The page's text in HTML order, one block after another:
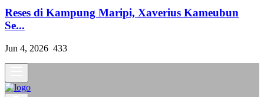
Reses di Kampung Maripi, Xaverius Kameubun
Se...
Jun 4, 2026 433